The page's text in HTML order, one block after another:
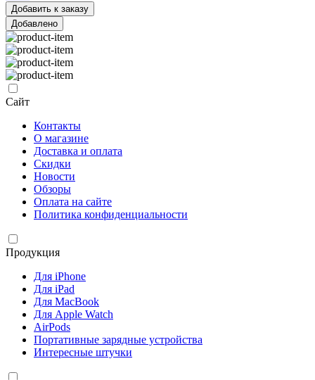
Добавить к заказу
Добавлено
Сайт
Контакты
О магазине
Доставка и оплата
Скидки
Новости
Обзоры
Оплата на сайте
Политика конфиденциальности
Продукция
Для iPhone
Для iPad
Для MacBook
Для Apple Watch
AirPods
Портативные зарядные устройства
Интересные штучки